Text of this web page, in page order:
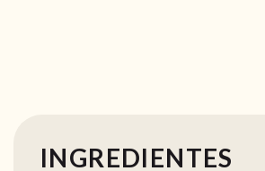
INGREDIENTES